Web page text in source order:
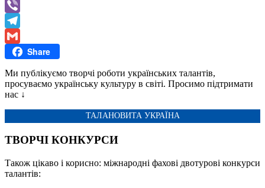
WhatsApp
Viber
Telegram
GmailShare
Ми публікуємо творчі роботи українських талантів,
просуваємо українську культуру в світі. Просимо підтримати
нас ↓
ТАЛАНОВИТА УКРАЇНА
ТВОРЧІ КОНКУРСИ
Також цікаво і корисно: міжнародні фахові двотурові конкурси
талантів: